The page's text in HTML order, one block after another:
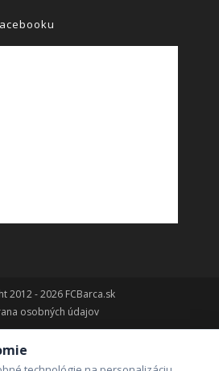
2012 - 2026 FCBarca.sk
osobných údajov